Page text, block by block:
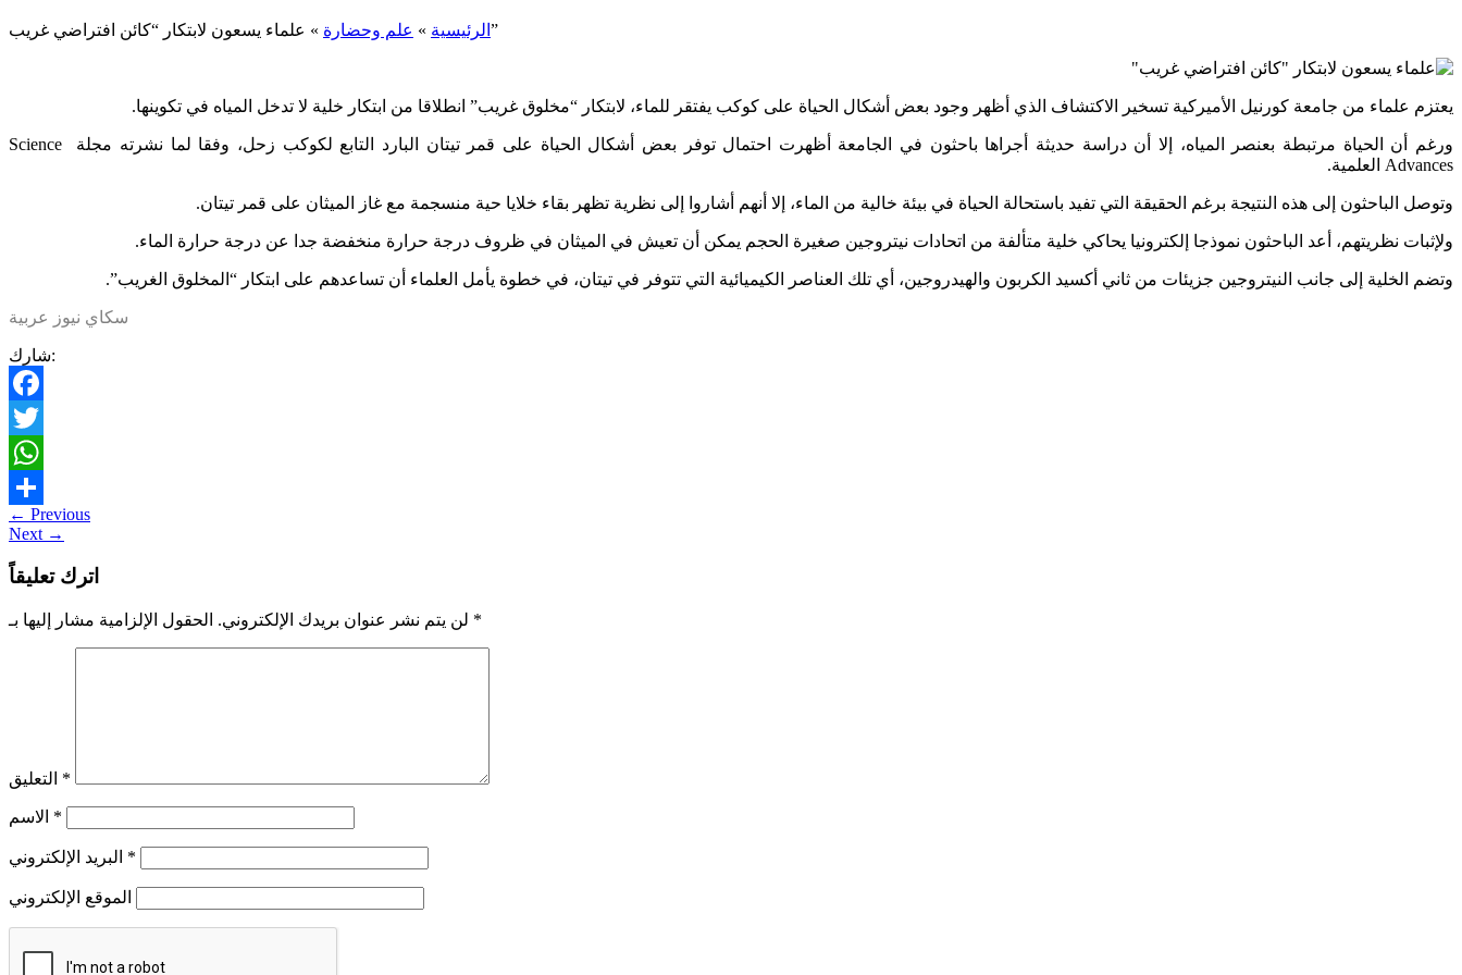
الرئيسية » علم وحضارة » علماء يسعون لابتكار “كائن افتراضي غريب”
يعتزم علماء من جامعة كورنيل الأميركية تسخير الاكتشاف الذي أظهر وجود بعض أشكال الحياة على كوكب يفتقر للماء، لابتكار “مخلوق غريب” انطلاقا من ابتكار خلية لا تدخل المياه في تكوينها.
ورغم أن الحياة مرتبطة بعنصر المياه، إلا أن دراسة حديثة أجراها باحثون في الجامعة أظهرت احتمال توفر بعض أشكال الحياة على قمر تيتان البارد التابع لكوكب زحل، وفقا لما نشرته مجلة Science
Advances العلمية.
وتوصل الباحثون إلى هذه النتيجة برغم الحقيقة التي تفيد باستحالة الحياة في بيئة خالية من الماء، إلا أنهم أشاروا إلى نظرية تظهر بقاء خلايا حية منسجمة مع غاز الميثان على قمر تيتان.
ولإثبات نظريتهم، أعد الباحثون نموذجا إلكترونيا يحاكي خلية متألفة من اتحادات نيتروجين صغيرة الحجم يمكن أن تعيش في الميثان في ظروف درجة حرارة منخفضة جدا عن درجة حرارة الماء.
وتضم الخلية إلى جانب النيتروجين جزيئات من ثاني أكسيد الكربون والهيدروجين، أي تلك العناصر الكيميائية التي تتوفر في تيتان، في خطوة يأمل العلماء أن تساعدهم على ابتكار “المخلوق الغريب”.
سكاي نيوز عربية
شارك:
Facebook
Twitter
WhatsApp
Share
← Previous
Next →
اترك تعليقاً
لن يتم نشر عنوان بريدك الإلكتروني. *
*
*
*
الموقع الإلكتروني